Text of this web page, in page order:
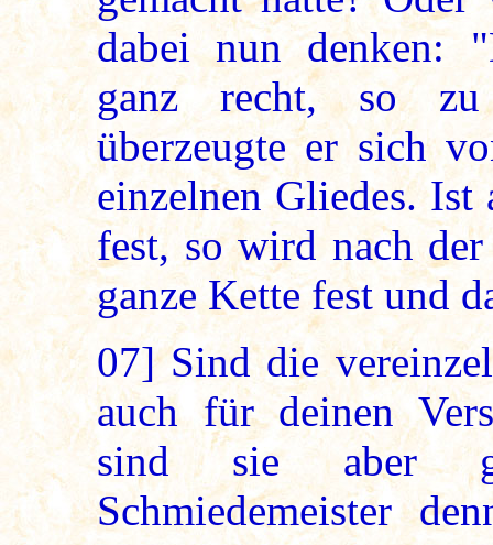
dabei nun denken:
ganz recht, so zu
überzeugte er sich
einzelnen Gliedes.
fest, so wird nach
ganze Kette fest und
07]Sind die
auch für deinen
sind sie aber
Schmiedemeister